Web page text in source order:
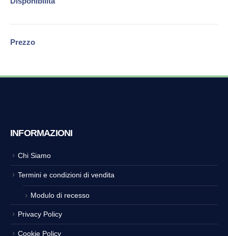
Prezzo
INFORMAZIONI
Chi Siamo
Termini e condizioni di vendita
Modulo di recesso
Privacy Policy
Cookie Policy